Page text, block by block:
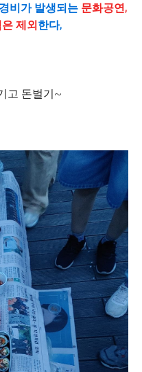
비가 발생되는 문화공연,
제외한다,
고 돈벌기~